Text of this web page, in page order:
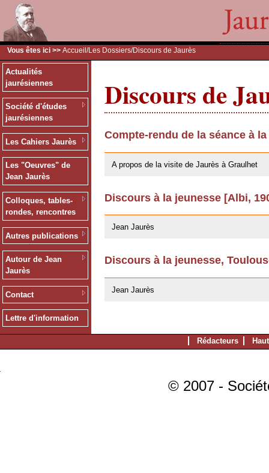
Vous êtes ici >> Accueil /Les Dossiers/Discours de Jaurès
Actualités
jaurésiennes
Société d'études
jaurésiennes
Les Cahiers Jaurès
Les "Oeuvres" de
Jean Jaurès
Colloques, tables-
rondes, rencontres
Autres publications
Autour de Jean
Jaurès
Contact
Lettre d'information
Discours de
Compte-rendu de la séance à
A propos de la visite de Jaurès à Graulhet
Discours à la jeunesse [Albi,
Jean Jaurès
Discours à la jeunesse,
Jean Jaurès
Rédacteurs
© 2007 -